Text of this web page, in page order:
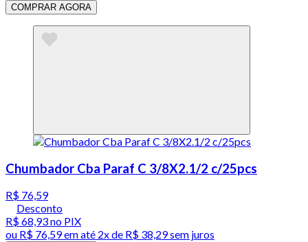
COMPRAR AGORA
Chumbador Cba Paraf C 3/8X2.1/2 c/25pcs
R$ 76,59
Desconto
R$ 68,93no PIX
ou R$ 76,59em até 2x de R$ 38,29 sem juros